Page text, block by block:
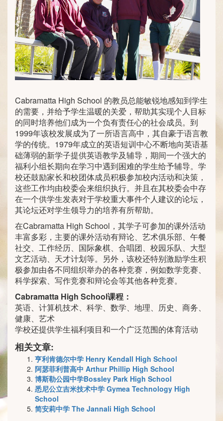
Cabramatta High School 的教员总能敏锐地感知到学生
的需要，并给予学生温暖的关爱，帮助其实现个人目标
的同时培养他们成为一个负有责任心的社会成员。到
1999年该校发展成为了一所语言高中，其自豪于语言教
学的传统。1979年成立的英语短训中心不断地向英语基
础薄弱的新学子提供英语教学及辅导，期间一个强大的
福利小组长期向在学习中遇到困难的学生给予辅导。学
校还鼓励家长和校团体成员积极参加校内活动和决策，
这些工作均由校委会来组织执行。并且在其校委会中存
在一个供学生发表对于学校重大事件个人建议的论坛，
其论坛还对学生领导力的培养有所帮助。
在Cabramatta High School，其学子可参加的课外活动
丰富多彩，主要的课外活动有辩论、艺术俱乐部、午餐
社交、工作经历、国际象棋、合唱团、校园乐队、大型
文艺活动、天才计划等。另外，该校还特别激励学生积
极参加由各不同组织举办的各种竞赛，例如数学竞赛、
科学探索、写作竞赛和辩论会等其他各种竞赛。
Cabramatta High School课程：
英语、计算机技术、科学、数学、地理、历史、商务、
健康、艺术
学校还提供学生福利项目和一个广泛范围的体育活动
相关文章:
亨利肯德尔中学 Henry Kendall High School
阿瑟菲利普高中 Arthur Phillip High School
博斯勒公园中学Bossley Park High School
悉尼公立吉米技术中学 Gymea Technology High
School
简安莉中学 The Jannali High School